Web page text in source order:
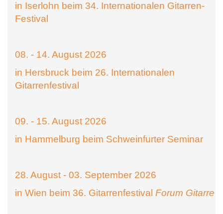
in Iserlohn beim 34. Internationalen Gitarren-
Festival
08. - 14. August 2026
in Hersbruck beim 26. Internationalen
Gitarrenfestival
09. - 15. August 2026
in Hammelburg beim Schweinfurter Seminar
28. August - 03. September 2026
in Wien beim 36. Gitarrenfestival Forum Gitarre